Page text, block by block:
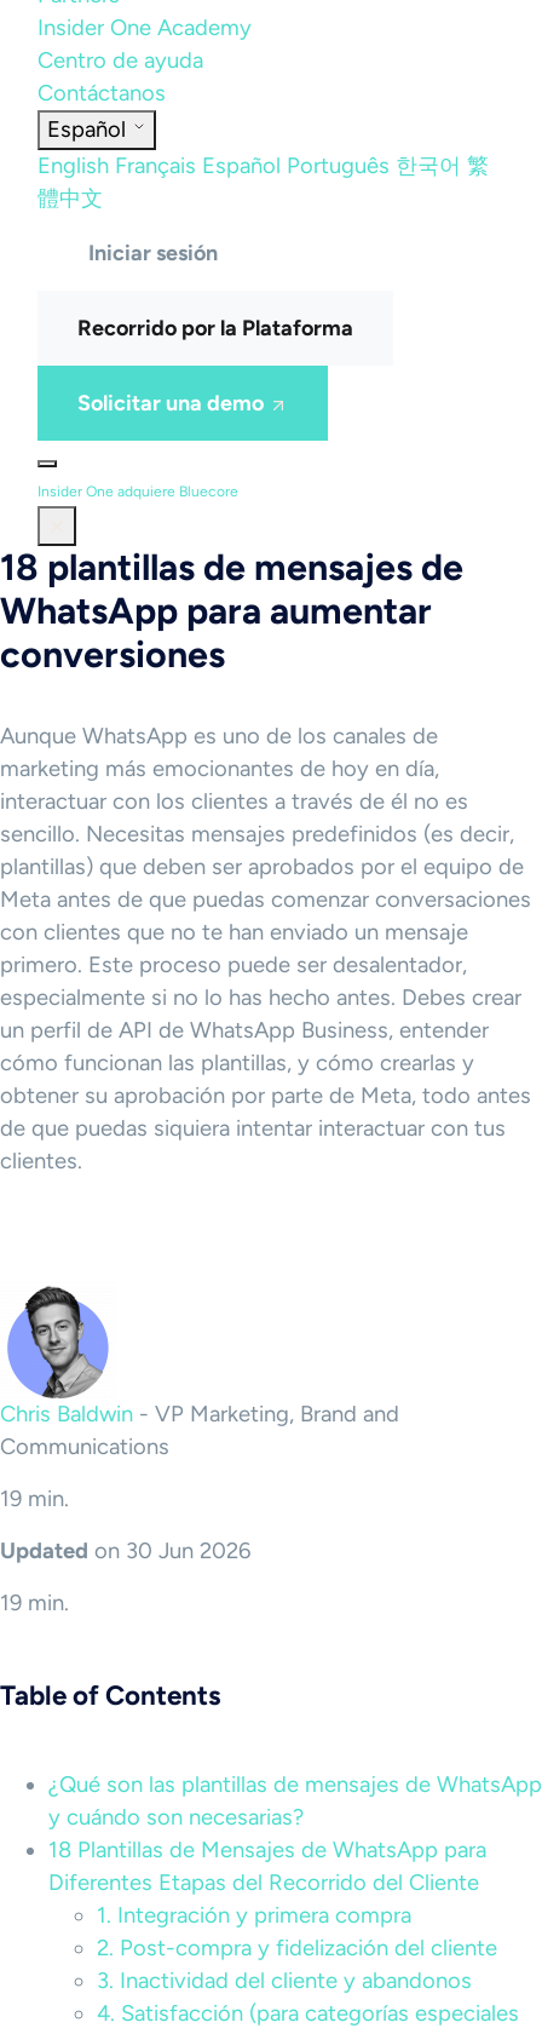
Insider One Academy
Centro de ayuda
Contáctanos
Español
English Français Español Português 한국어 繁
體中文
Iniciar sesión
Recorrido por la Plataforma
Solicitar una demo
Insider One adquiere Bluecore
18 plantillas de mensajes de
WhatsApp para aumentar
conversiones
Aunque WhatsApp es uno de los canales de
marketing más emocionantes de hoy en día,
interactuar con los clientes a través de él no es
sencillo. Necesitas mensajes predefinidos (es decir,
plantillas) que deben ser aprobados por el equipo de
Meta antes de que puedas comenzar conversaciones
con clientes que no te han enviado un mensaje
primero. Este proceso puede ser desalentador,
especialmente si no lo has hecho antes. Debes crear
un perfil de API de WhatsApp Business, entender
cómo funcionan las plantillas, y cómo crearlas y
obtener su aprobación por parte de Meta, todo antes
de que puedas siquiera intentar interactuar con tus
clientes.
Chris Baldwin - VP Marketing, Brand and
Communications
19 min.
Updated on 30 Jun 2026
19 min.
Table of Contents
¿Qué son las plantillas de mensajes de WhatsApp
y cuándo son necesarias?
18 Plantillas de Mensajes de WhatsApp para
Diferentes Etapas del Recorrido del Cliente
1. Integración y primera compra
2. Post-compra y fidelización del cliente
3. Inactividad del cliente y abandonos
4. Satisfacción (para categorías especiales